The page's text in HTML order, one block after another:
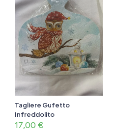
Tagliere Gufetto
Infreddolito
17,00 €